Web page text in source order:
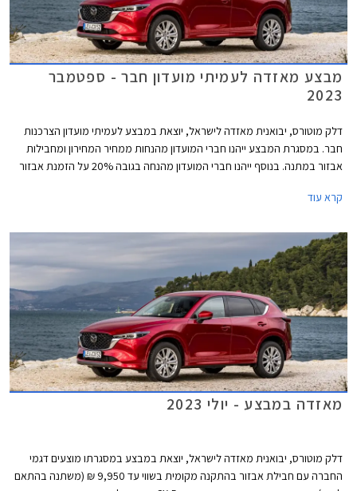
מבצע מאזדה לעמיתי מועדון חבר - ספטמבר
2023
דלק מוטורס, יבואנית מאזדה לישראל, יוצאת במבצע לעמיתי מועדון הצרכנות
חבר. במסגרת המבצע ייהנו חברי המועדון מהנחות ממחיר המחירון ומחבילות
אבזור במתנה. בנוסף ייהנו חברי המועדון מהנחה בגובה 20% על הזמנת אבזור
התצוגה של מאזדה בין התאריכים 12.09.2023-13.10.2023.
קרא עוד
מאזדה במבצע - יולי 2023
דלק מוטורס, יבואנית מאזדה לישראל, יוצאת במבצע במסגרתו מוצעים דגמי
החברה עם חבילת אבזור בהתקנה מקומית בשווי עד 9,950 ₪ (משתנה בהתאם